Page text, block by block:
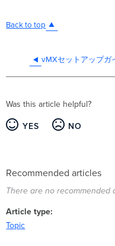
Back to top
Was this article helpful?
YES NO
Recommended articles
There are no recommended
Article type
Topic